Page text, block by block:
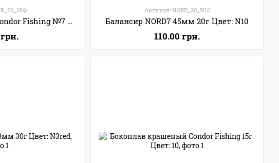
Балансир Крапаль Condor Fishing №7 20г Цвет: 25Ф
Артикул: NORD_20_N10
Балансир NORD7 45мм 20г Цвет: N10
110.00 грн.